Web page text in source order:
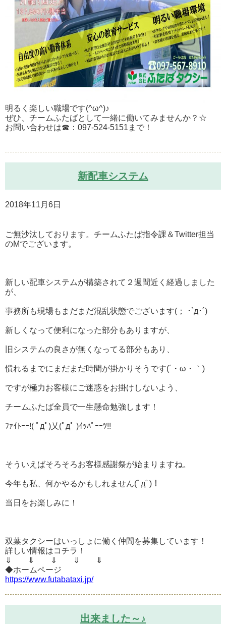
明るく楽しい職場です(^ω^)♪
ぜひ、チームふたばとして一緒に働いてみませんか？☆
お問い合わせは☎：097-524-5151まで！
新配車システム
2018年11月6日
ご無沙汰しております。チームふたば指令課＆Twitter担当
のMでございます。
新しい配車システムが構築されて２週間近く経過しました
が、
事務所も現場もまだまだ混乱状態でございます(； ･`д･´)
新しくなって便利になった部分もありますが、
旧システムの良さが無くなってる部分もあり、
慣れるまでにまだまだ時間が掛かりそうです(´・ω・｀)
ですが極力お客様にご迷惑をお掛けしないよう、
チームふたば全員で一生懸命勉強します！
ﾌｧｲﾄｰｰ!( ﾟдﾟ)乂(ﾟдﾟ )ｲｯﾊﾟｰｰﾂ!!
そういえばそろそろお客様感謝祭が始まりますね。
今年も私、何かやるかもしれません(ﾟдﾟ)！
当日をお楽しみに！
双葉タクシーはいっしょに働く仲間を募集しています！
詳しい情報はコチラ！
⇓ ⇓ ⇓ ⇓ ⇓
◆ホームページ
https://www.futabataxi.jp/
出来ました～♪